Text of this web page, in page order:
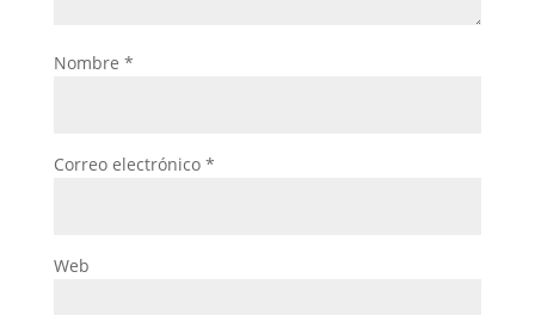
Nombre *
Correo electrónico *
Web